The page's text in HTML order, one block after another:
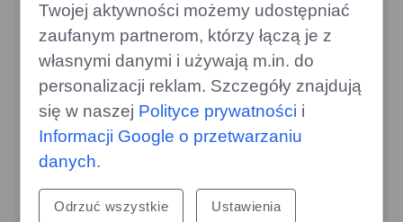
Ostrzeżenie dla kierowców:
kradzieże na hiszpańskich
autostradach
gazoo.pl
Twojej aktywności możemy udostępniać
zaufanym partnerom, którzy łączą je z
własnymi danymi i używają m.in. do
personalizacji reklam. Szczegóły znajdują
się w naszej Polityce prywatności i
Informacji Google o przetwarzaniu
danych.
Odrzuć wszystkie Ustawienia